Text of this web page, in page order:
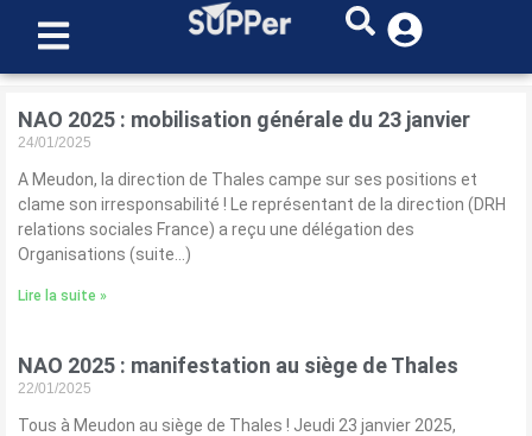
NAO 2025 : mobilisation générale du 23 janvier
24/01/2025
A Meudon, la direction de Thales campe sur ses positions et
clame son irresponsabilité ! Le représentant de la direction (DRH
relations sociales France) a reçu une délégation des
Organisations (suite…)
Lire la suite »
NAO 2025 : manifestation au siège de Thales
22/01/2025
Tous à Meudon au siège de Thales ! Jeudi 23 janvier 2025,